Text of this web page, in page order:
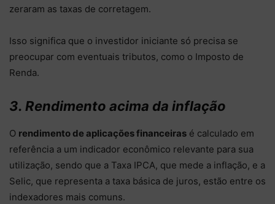
zeraram as taxas de corretagem.
Isso significa que o investidor iniciante só precisa se
preocupar com eventuais tributos, como o Imposto de
Renda.
3. Rendimento acima da inflação
O rendimento de aplicações financeiras é calculado em
referência a um indicador econômico relevante para sua
utilização, sendo que a Taxa IPCA, que mede a inflação, e a
Selic, que representa a taxa básica de juros, estão entre os
indexadores mais comuns.